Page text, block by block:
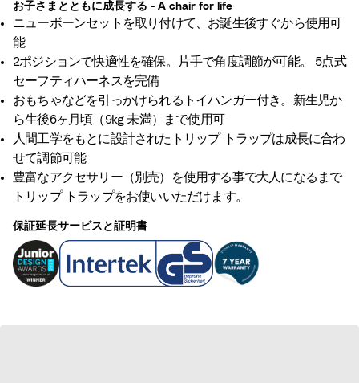
お子さまとともに成長する - A chair for life
ニューボーンセットを取り付けて、お誕生後すぐから使用可
能​
2ポジションで快適性を確保。片手で角度調節が可能。 5点式
セーフティハーネスを完備​
おもちゃなどを引っかけられるトイハンガー付き。新生児か
ら生後6ヶ月頃（9kg 未満）まで使用可​
人間工学をもとに設計されたトリップ トラップは成長に合わ
せて調節可能
豊富なアクセサリー（別売）を使用する事で大人になるまで
トリップ トラップをお使いいただけます。
保証延長サービスと証明書